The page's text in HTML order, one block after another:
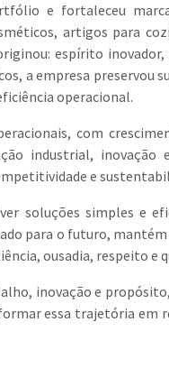
e fortaleceu
artigos para
espírito inovador,
a empresa preservou
operacional.
com
industrial, inovação
e
soluções simples e
para o futuro,
ousadia, respeito e
inovação e
essa trajetória em